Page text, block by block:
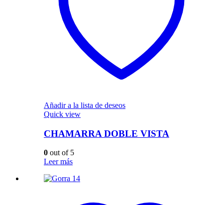
Añadir a la lista de deseos
Quick view
CHAMARRA DOBLE VISTA
0 out of 5
Leer más